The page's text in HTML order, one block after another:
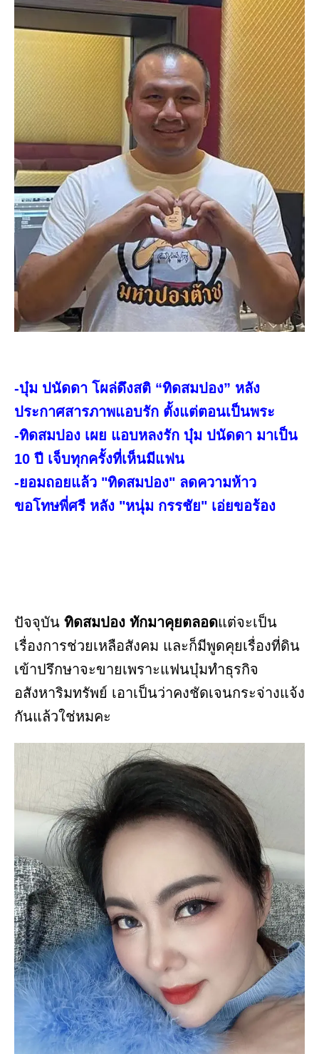
-บุ๋ม ปนัดดา โผล่ดึงสติ “ทิดสมปอง” หลัง
ประกาศสารภาพแอบรัก ตั้งแต่ตอนเป็นพระ
-ทิดสมปอง เผย แอบหลงรัก บุ๋ม ปนัดดา มาเป็น
10 ปี เจ็บทุกครั้งที่เห็นมีแฟน
-ยอมถอยแล้ว "ทิดสมปอง" ลดความห้าว
ขอโทษพี่ศรี หลัง "หนุ่ม กรรชัย" เอ่ยขอร้อง
ปัจจุบัน ทิดสมปอง ทักมาคุยตลอดแต่จะเป็น
เรื่องการช่วยเหลือสังคม และก็มีพูดคุยเรื่องที่ดิน
เข้าปรึกษาจะขายเพราะแฟนบุ๋มทำธุรกิจ
อสังหาริมทรัพย์ เอาเป็นว่าคงชัดเจนกระจ่างแจ้ง
กันแล้วใช่หมคะ